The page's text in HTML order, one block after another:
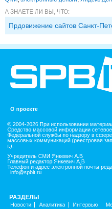
А ЗНАЕТЕ ЛИ ВЫ, ЧТО:
Прдовижение сайтов Санкт-
О проекте
© 2004-2026 При использовании
Средство массовой информации
Федеральной службы по надзору в
массовых коммуникаций (реестровая
г.).
Учредитель СМИ Янкевич А.В
Главный редактор Янкевич А.В
Телефон и адрес электронной почты
info@spbit.ru
РАЗДЕЛЫ
Новости Аналитика Интервью